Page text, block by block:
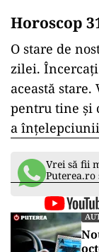
Horoscop
O stare de
zilei.
această
pentru tine și
a
Vrei să fii
Puterea.ro